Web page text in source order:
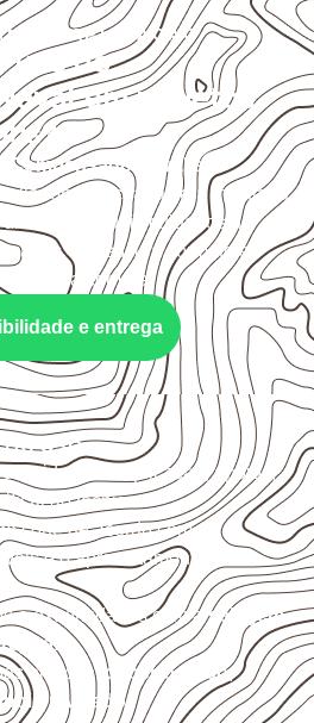
A APLICAÇÃO
uso do
em projetos
Compensado Naval em
onde a chapa será instalada,
e quais cuidados de
Espessura, formato e
na compra.
e entrega
uso
aplicação, apoios,
técnica.
corte de acordo com as
e o aproveitamento
e extremidades com aselagem
.
em local coberto, seco,
nivelado.